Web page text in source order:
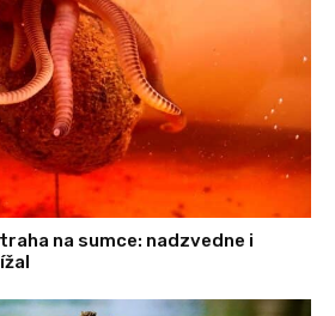
na sumce: nadzvedne i